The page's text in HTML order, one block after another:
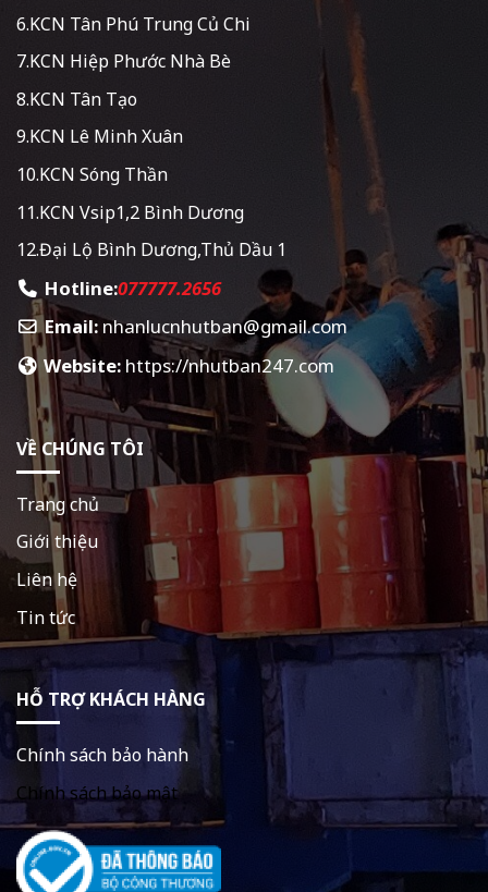
6.KCN Tân Phú Trung Củ Chi
7.KCN Hiệp Phước Nhà Bè
8.KCN Tân Tạo
9.KCN Lê Minh Xuân
10.KCN Sóng Thần
11.KCN Vsip1,2 Bình Dương
12.Đại Lộ Bình Dương,Thủ Dầu 1
Hotline:077777.2656
Email:nhanlucnhutban@gmail.com
Website: https://nhutban247.com
VỀ CHÚNG TÔI
Trang chủ
Giới thiệu
Liên hệ
Tin tức
HỖ TRỢ KHÁCH HÀNG
Chính sách bảo hành
Chính sách bảo mật